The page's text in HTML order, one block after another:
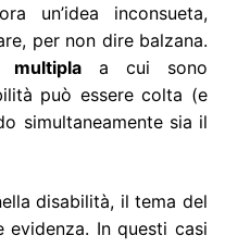
un’idea inconsueta,
per non dire balzana.
multipla a cui sono
può essere colta (e
simultaneamente sia il
disabilità, il tema del
In questi casi